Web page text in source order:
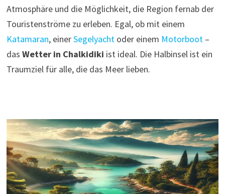
Atmosphäre und die Möglichkeit, die Region fernab der
Touristenströme zu erleben. Egal, ob mit einem
Katamaran, einerSegelyachtoder einem Motorboot–
das Wetter in Chalkidiki ist ideal. Die Halbinsel ist ein
Traumziel für alle, die das Meer lieben.